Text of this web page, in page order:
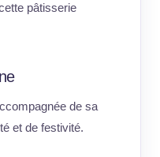
pâtisserie
de sa
et de festivité.